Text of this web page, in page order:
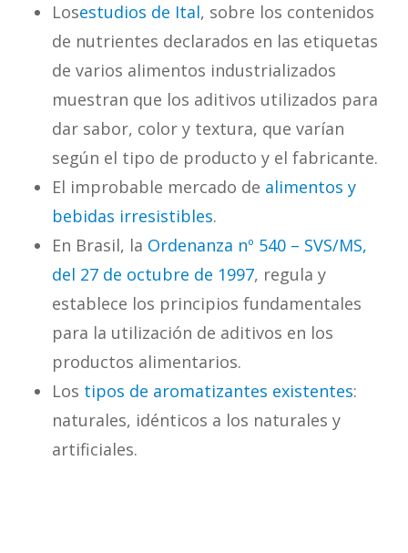
Losestudios de Ital, sobre los contenidos
de nutrientes declarados en las etiquetas
de varios alimentos industrializados
muestran que los aditivos utilizados para
dar sabor, color y textura, que varían
según el tipo de producto y el fabricante.
El improbable mercado de alimentos y
bebidas irresistibles.
En Brasil, la Ordenanza nº 540 – SVS/MS,
del 27 de octubre de 1997, regula y
establece los principios fundamentales
para la utilización de aditivos en los
productos alimentarios.
Los tipos de aromatizantes existentes:
naturales, idénticos a los naturales y
artificiales.